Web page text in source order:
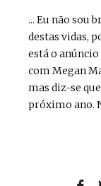
... Eu não sou
destas vidas,
está o
com Megan
mas diz-se
próximo ano.